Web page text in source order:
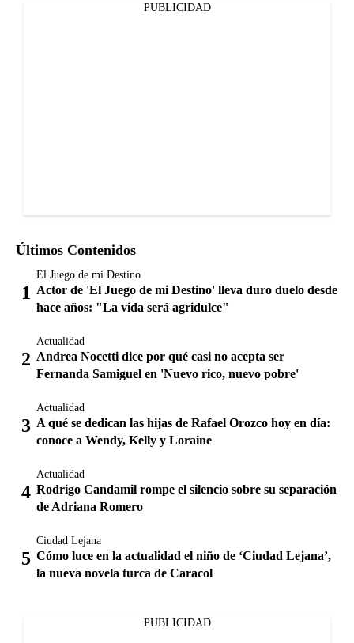
PUBLICIDAD
Últimos Contenidos
El Juego de mi Destino
Actor de 'El Juego de mi Destino' lleva duro duelo desde
hace años: "La vida será agridulce"
Actualidad
Andrea Nocetti dice por qué casi no acepta ser
Fernanda Samiguel en 'Nuevo rico, nuevo pobre'
Actualidad
A qué se dedican las hijas de Rafael Orozco hoy en día:
conoce a Wendy, Kelly y Loraine
Actualidad
Rodrigo Candamil rompe el silencio sobre su separación
de Adriana Romero
Ciudad Lejana
Cómo luce en la actualidad el niño de ‘Ciudad Lejana’,
la nueva novela turca de Caracol
PUBLICIDAD